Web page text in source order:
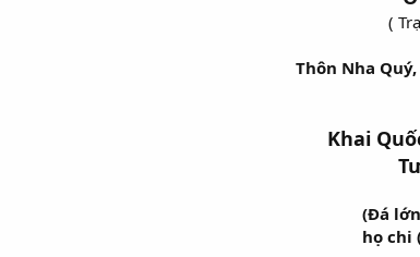
(
Thôn Nha
Khai
(Đá
họ chi